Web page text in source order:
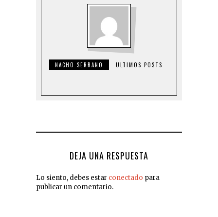
NACHO SERRANO ULTIMOS POSTS
DEJA UNA RESPUESTA
Lo siento, debes estar conectado para
publicar un comentario.